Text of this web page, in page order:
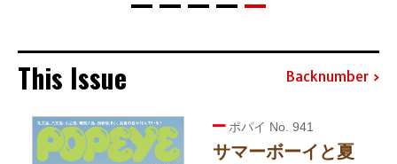
This Issue Backnumber
ポパイ No. 941
サマーボーイと夏